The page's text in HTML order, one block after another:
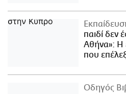
παιδί δεν
Αθήνα»: Η
που
Οδηγός